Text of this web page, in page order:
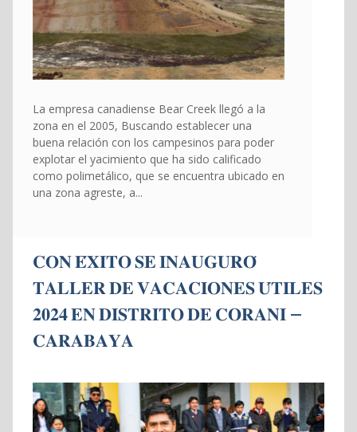
La empresa canadiense Bear Creek llegó a la
zona en el 2005, Buscando establecer una
buena relación con los campesinos para poder
explotar el yacimiento que ha sido calificado
como polimetálico, que se encuentra ubicado en
una zona agreste, a...
𝐂𝐎𝐍 𝐄́𝐗𝐈𝐓𝐎 𝐒𝐄 𝐈𝐍𝐀𝐔𝐆𝐔𝐑𝐎́
𝐓𝐀𝐋𝐋𝐄𝐑 𝐃𝐄 𝐕𝐀𝐂𝐀𝐂𝐈𝐎𝐍𝐄𝐒 𝐔́𝐓𝐈𝐋𝐄𝐒
𝟐𝟎𝟐𝟒 𝐄𝐍 𝐃𝐈𝐒𝐓𝐑𝐈𝐓𝐎 𝐃𝐄 𝐂𝐎𝐑𝐀𝐍𝐈 –
𝐂𝐀𝐑𝐀𝐁𝐀𝐘𝐀